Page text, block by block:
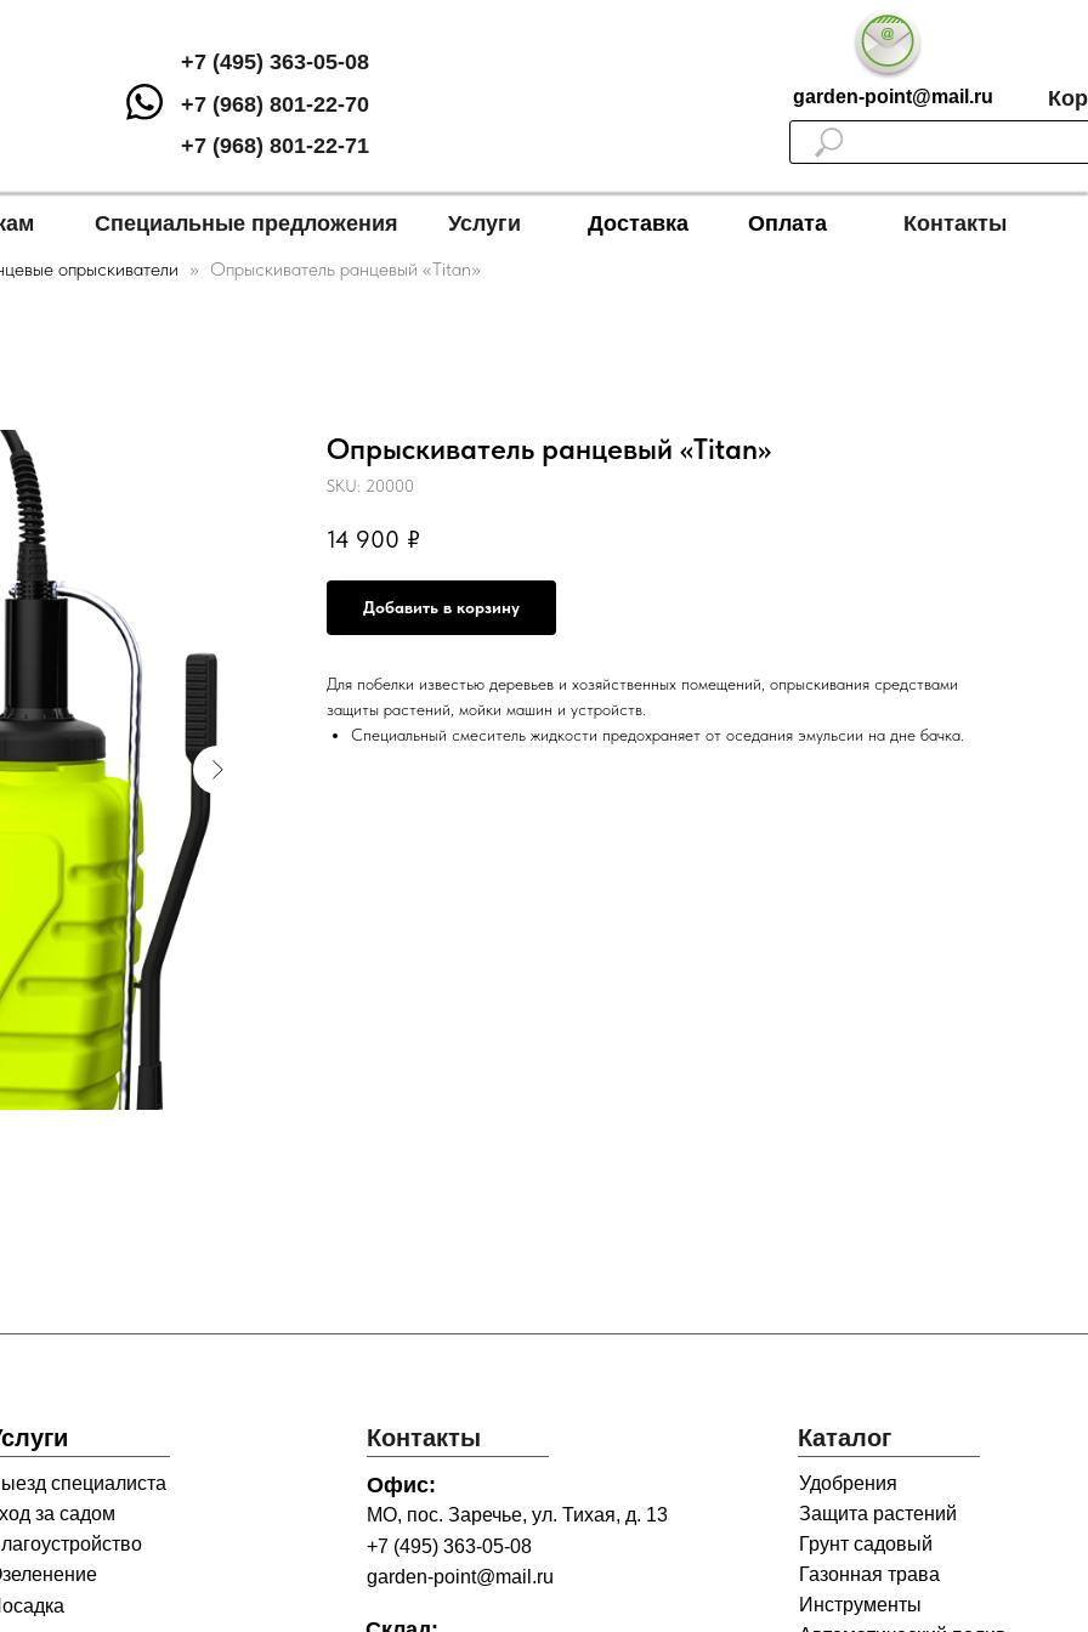
+7 (495) 363-05-08
Специальные предложения Контакты
Доставка
+7 (968) 801-22-71
Услуги
garden-point@mail.ru
+7 (968) 801-22-70
Оплата
опрыскиватели Опрыскиватель ранцевый «Titan»
Опрыскиватель ранцевый «Titan»
SKU: 20000
14 900 ₽
Добавить в корзину
Для побелки известью деревьев и хозяйственных помещений, опрыскивания средствами
защиты растений, мойки машин и устройств.
Специальный смеситель жидкости предохраняет от оседания эмульсии на дне бачка.
Контакты Каталог
garden-point@mail.ru
+7 (495) 363-05-08
Офис:
МО, пос. Заречье, ул. Тихая, д. 13
специалиста
за садом
Удобрения
Защита растений
Грунт садовый
Газонная трава
Инструменты